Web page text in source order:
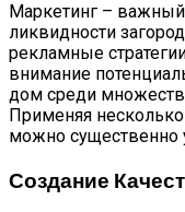
Маркетинг –
ликвидности
рекламные
внимание
дом среди
Применяя
можно существенно
Создание